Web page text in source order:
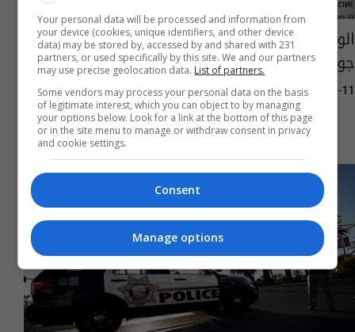
الوكالة الأوروبية للدواء تجيز استخدام لقاح
جونسون آند جونسون المضاد لفيروس كورونا
09:22 | 2021-03-11
Your personal data will be processed and information from
your device (cookies, unique identifiers, and other device
data) may be stored by, accessed by and shared with 231
partners, or used specifically by this site. We and our partners
may use precise geolocation data. List of partners.
Some vendors may process your personal data on the basis
of legitimate interest, which you can object to by managing
your options below. Look for a link at the bottom of this page
or in the site menu to manage or withdraw consent in privacy
and cookie settings.
Consent
Manage options